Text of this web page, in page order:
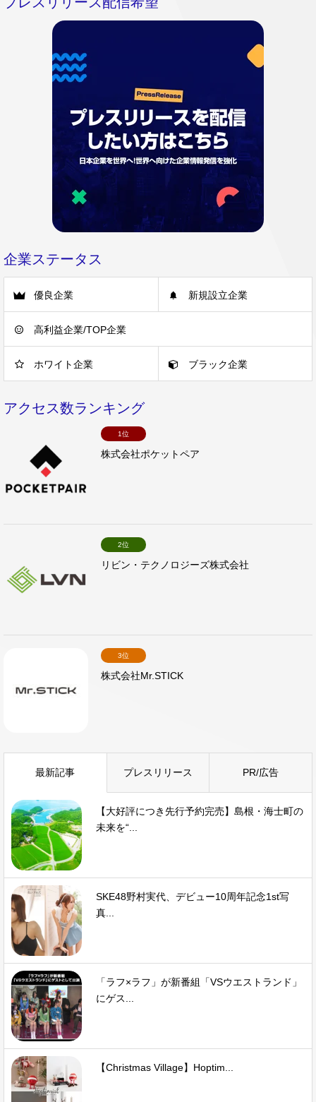
企業ステータス
優良企業 新規設立企業
高利益企業/TOP企業
ホワイト企業 ブラック企業
アクセス数ランキング
1位
株式会社ポケットペア
2位
リビン・テクノロジーズ株式会社
3位
株式会社Mr.STICK
最新記事 プレスリリース PR/広告
【大好評につき先行予約完売】島根・海士町の
未来を“...
SKE48野村実代、デビュー10周年記念1st写
真...
「ラフ×ラフ」が新番組「VSウエストランド」
にゲス...
【Christmas Village】Hoptim...